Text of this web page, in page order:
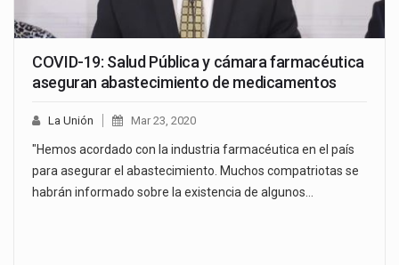
COVID-19: Salud Pública y cámara farmacéutica
aseguran abastecimiento de medicamentos
La Unión Mar 23, 2020
"Hemos acordado con la industria farmacéutica en el país
para asegurar el abastecimiento. Muchos compatriotas se
habrán informado sobre la existencia de algunos…